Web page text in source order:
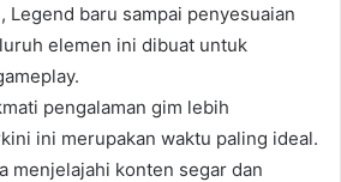
Legend baru sampai penyesuaian
elemen ini dibuat untuk
pengalaman gim lebih
ini merupakan waktu paling ideal.
menjelajahi konten segar dan